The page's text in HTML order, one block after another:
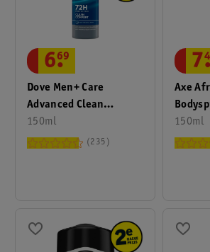
Dove Men+ Care
Advanced Clean
Comfort
Antitranspirant
150ml
6.
69
235
Axe
150ml
7